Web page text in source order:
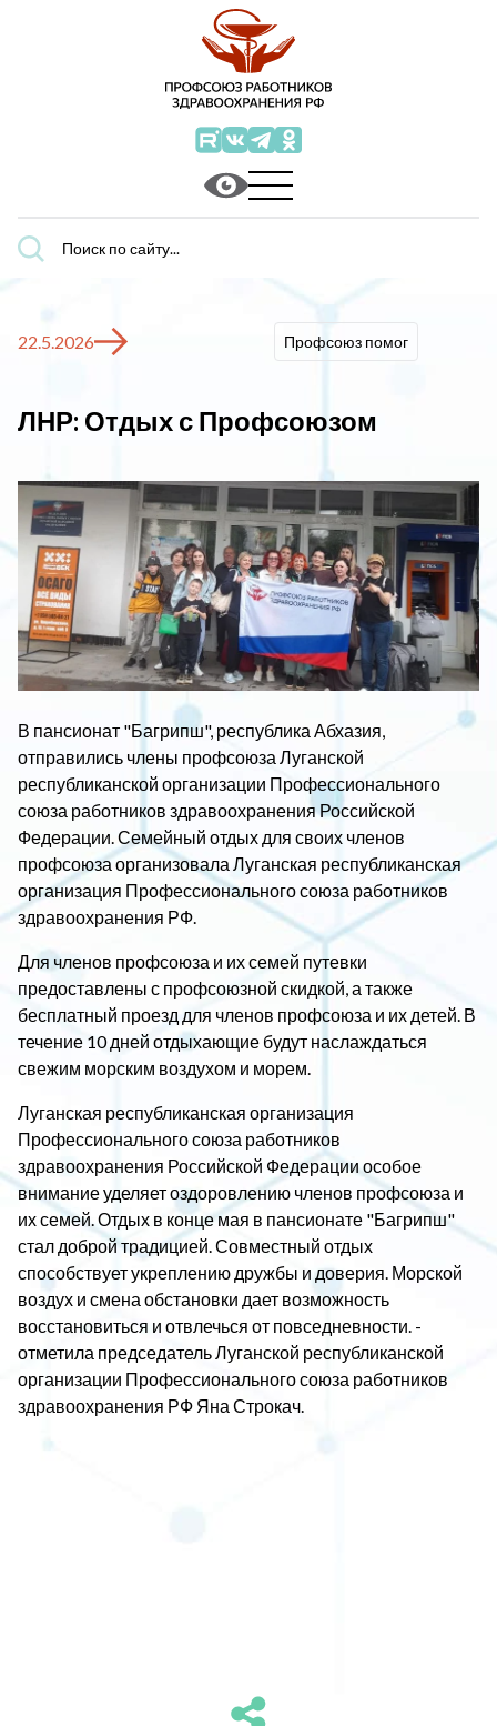
Поиск
по
22.5.2026 Профсоюз помог
ЛНР: Отдых с Профсоюзом
В пансионат "Багрипш", республика Абхазия,
отправились члены профсоюза Луганской
республиканской организации Профессионального
союза работников здравоохранения Российской
Федерации. Семейный отдых для своих членов
профсоюза организовала Луганская республиканская
организация Профессионального союза работников
здравоохранения РФ.
Для членов профсоюза и их семей путевки
предоставлены с профсоюзной скидкой, а также
бесплатный проезд для членов профсоюза и их детей. В
течение 10 дней отдыхающие будут наслаждаться
свежим морским воздухом и морем.
Луганская республиканская организация
Профессионального союза работников
здравоохранения Российской Федерации особое
внимание уделяет оздоровлению членов профсоюза и
их семей. Отдых в конце мая в пансионате "Багрипш"
стал доброй традицией. Совместный отдых
способствует укреплению дружбы и доверия. Морской
воздух и смена обстановки дает возможность
восстановиться и отвлечься от повседневности. -
отметила председатель Луганской республиканской
организации Профессионального союза работников
здравоохранения РФ Яна Строкач.